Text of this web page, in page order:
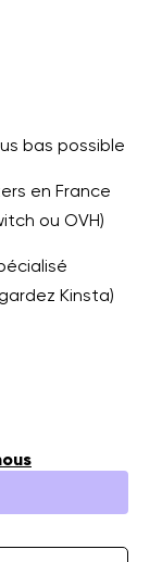
bas possible
en France
ou OVH)
Kinsta)